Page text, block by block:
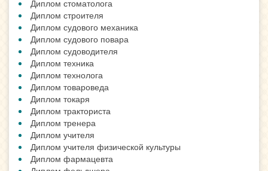
Диплом стоматолога
Диплом строителя
Диплом судового механика
Диплом судового повара
Диплом судоводителя
Диплом техника
Диплом технолога
Диплом товароведа
Диплом токаря
Диплом тракториста
Диплом тренера
Диплом учителя
Диплом учителя физической культуры
Диплом фармацевта